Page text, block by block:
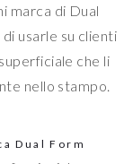
marca di Dual
usarle su clienti
che li
nello stampo.
Dual Form